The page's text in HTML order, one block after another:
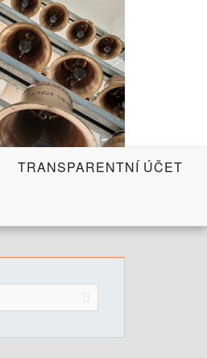
TRANSPARENTNÍ ÚČET